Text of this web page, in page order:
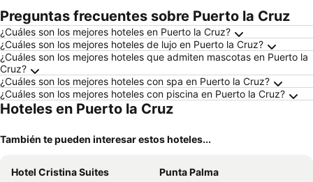
mascotas
Preguntas frecuentes sobre Puerto la Cruz
¿Cuáles son los mejores hoteles en Puerto la Cruz?
¿Cuáles son los mejores hoteles de lujo en Puerto la Cruz?
¿Cuáles son los mejores hoteles que admiten mascotas en Puerto la
Cruz?
¿Cuáles son los mejores hoteles con spa en Puerto la Cruz?
¿Cuáles son los mejores hoteles con piscina en Puerto la Cruz?
Hoteles en Puerto la Cruz
También te pueden interesar estos hoteles...
Hotel Cristina Suites
Punta Palma